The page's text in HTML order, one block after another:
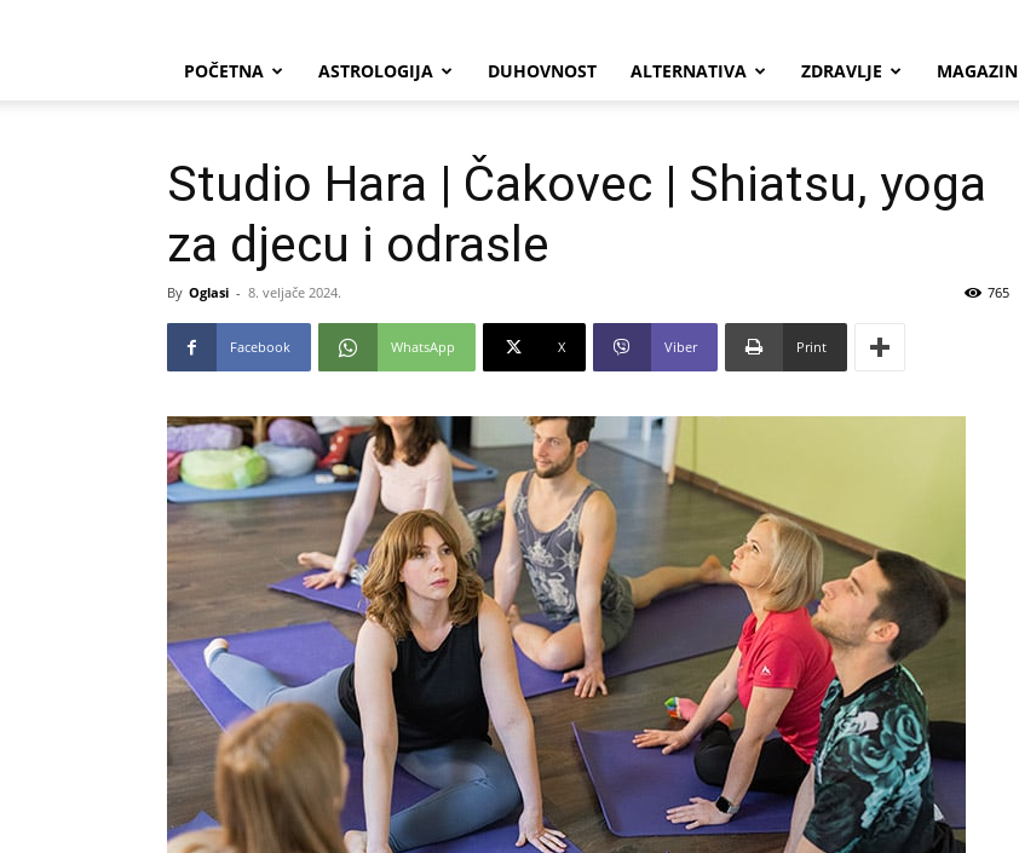
POČETNA ASTROLOGIJA DUHOVNOST ALTERNATIVA ZDRAVLJE MAGAZIN
Studio Hara | Čakovec | Shiatsu, yoga
za djecu i odrasle
By Oglasi - 8. veljače 2024. 765
Facebook WhatsApp X Viber Print